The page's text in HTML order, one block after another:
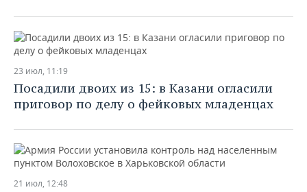
23 июл, 11:19
Посадили двоих из 15: в Казани огласили
приговор по делу о фейковых младенцах
21 июл, 12:48